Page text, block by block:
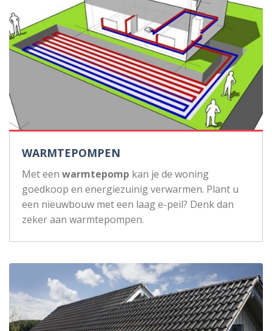
WARMTEPOMPEN
Met een warmtepomp kan je de woning
goedkoop en energiezuinig verwarmen. Plant u
een nieuwbouw met een laag e-peil? Denk dan
zeker aan warmtepompen.